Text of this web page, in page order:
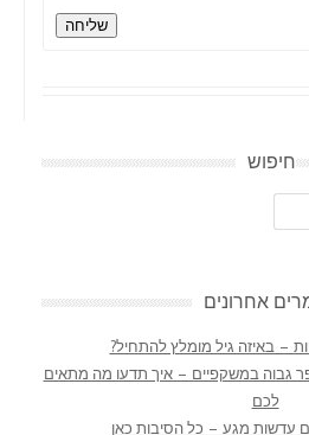
שליחה
חיפוש
אחרונים
– באיזה גיל מומלץ להתחיל?
גבוה במשקפיים – איך תדעו מה מתאים
לכם
עדשות מגע – כל הסיבות כאן